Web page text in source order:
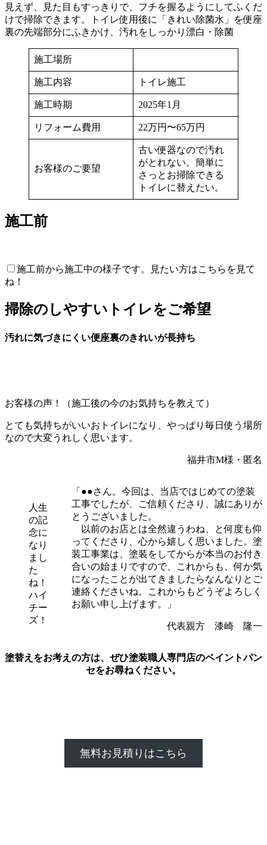
見えず、見た目もすっきりで、フチを握るようにしてふくだ
けで掃除できます。トイレ使用後に「きれい除菌水」を便座
裏の先端部分にふきかけ、汚れをしっかり漂白・除菌
施工場所
施工内容 トイレ施工
施工時期 2025年1月
リフォーム費用 22万円〜65万円
お客様のご要望
古い便器なので汚れ
がとれない。簡単に
さっとお掃除できる
トイレに替えたい。
施工前
施工前から施工中の様子です。見たい方はこちらを見て
ね！
掃除のしやすいトイレをご希望
汚れに気づきにくい便座裏のきれいが長持ち
お客様の声！（施工後の今のお気持ちを教えて）
とても気持ちがいいおトイレになり、やっぱり毎日使う場所
なので大変うれしく思います。
福井市M様・匿名
人生
の記
念に
なり
まし
た
ね！
ハイ
チー
ズ！
「●●さん。今回は、当店ではじめての塗装
工事でしたが、ご信頼くださり、誠にありが
とうございました。
以前のお店とは全然違うわね、と何度も仰
ってくださり、心から嬉しく思いました。塗
装工事業は、塗装をしてからが本当のお付き
合いの始まりですので、これからも、何か気
になったことが出てきましたらなんなりとご
連絡くださいね。これからもどうぞよろしく
お願い申し上げます。」
代表親方 漆崎 隆一
塗替えをお考えの方は、ぜひ塗装職人専門店のペイントパン
セをお尋ねください。
無料お見積りはこちら